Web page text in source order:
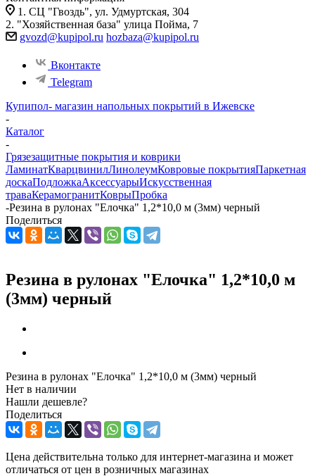
1. СЦ "Гвоздь", ул. Удмуртская, 304
2. "Хозяйственная база" улица Пойма, 7
gvozd@kupipol.ru hozbaza@kupipol.ru
Вконтакте
Telegram
Купипол- магазин напольных покрытий в Ижевске
-
Каталог
-
Грязезащитные покрытия и коврики
ЛаминатКварцвинилЛинолеумКовровые покрытияПаркетная
доскаПодложкаАксессуарыИскусственная
траваКерамогранитКоврыПробка
-Резина в рулонах "Елочка" 1,2*10,0 м (3мм) черный
Поделиться
Резина в рулонах "Елочка" 1,2*10,0 м
(3мм) черный
Резина в рулонах "Елочка" 1,2*10,0 м (3мм) черный
Нет в наличии
Нашли дешевле?
Поделиться
Цена действительна только для интернет-магазина и может
отличаться от цен в розничных магазинах